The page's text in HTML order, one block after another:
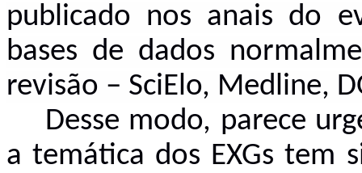
publicado nos anais do
bases de dados
revisão – SciElo, Medline,
Desse modo, parece
a temática dos EXGs tem